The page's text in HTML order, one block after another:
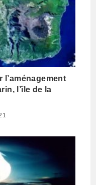
l’aménagement
l’île de la